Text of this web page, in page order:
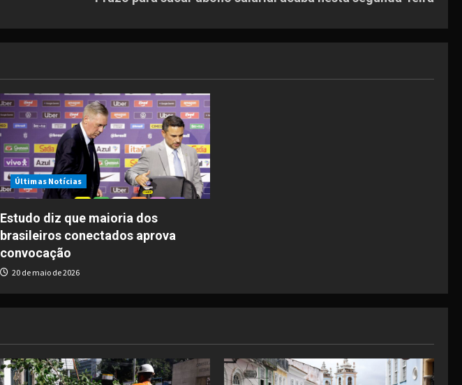
Últimas Notícias
Estudo diz que maioria dos
brasileiros conectados aprova
convocação
20 de maio de 2026